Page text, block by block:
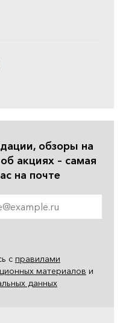
обзоры на
акциях – самая
на почте
с правилами
материалов и
данных